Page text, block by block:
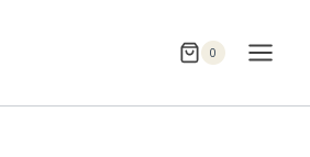
0